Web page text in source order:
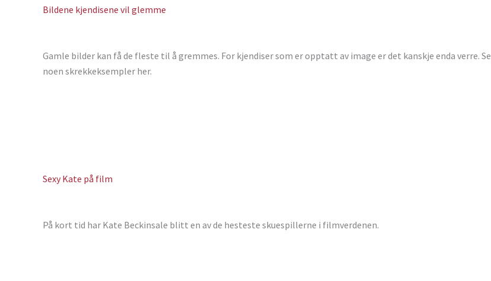
Bildene kjendisene vil glemme
Gamle bilder kan få de fleste til å gremmes. For kjendiser som er opptatt av image er det kanskje enda verre. Se
noen skrekkeksempler her.
Sexy Kate på film
På kort tid har Kate Beckinsale blitt en av de hesteste skuespillerne i filmverdenen.